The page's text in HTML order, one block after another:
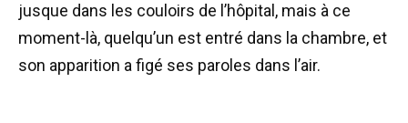
jusque dans les couloirs de l’hôpital, mais à ce
moment-là, quelqu’un est entré dans la chambre, et
son apparition a figé ses paroles dans l’air.